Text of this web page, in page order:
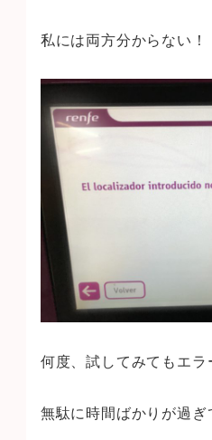
私には両方分からない！
何度、試してみてもエ
無駄に時間ばかりが過